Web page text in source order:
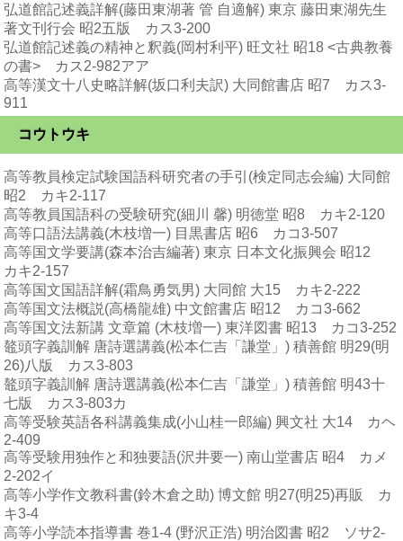
弘道館記述義詳解(藤田東湖著 管 自適解) 東京 藤田東湖先生
著文刊行会 昭2五版 カス3-200
弘道館記述義の精神と釈義(岡村利平) 旺文社 昭18 <古典教養
の書> カス2-982アア
高等漢文十八史略詳解(坂口利夫訳) 大同館書店 昭7 カス3-
911
コウトウキ
高等教員検定試験国語科研究者の手引(検定同志会編) 大同館
昭2 カキ2-117
高等教員国語科の受験研究(細川 馨) 明徳堂 昭8 カキ2-120
高等口語法講義(木枝増一) 目黒書店 昭6 カコ3-507
高等国文学要講(森本治吉編著) 東京 日本文化振興会 昭12
カキ2-157
高等国文国語詳解(霜鳥勇気男) 大同館 大15 カキ2-222
高等国文法概説(高橋龍雄) 中文館書店 昭12 カコ3-662
高等国文法新講 文章篇 (木枝増一) 東洋図書 昭13 カコ3-252
鼇頭字義訓解 唐詩選講義(松本仁吉「謙堂」) 積善館 明29(明
26)八版 カス3-803
鼇頭字義訓解 唐詩選講義(松本仁吉「謙堂」) 積善館 明43十
七版 カス3-803カ
高等受験英語各科講義集成(小山桂一郎編) 興文社 大14 カヘ
2-409
高等受験用独作と和独要語(沢井要一) 南山堂書店 昭4 カメ
2-202イ
高等小学作文教科書(鈴木倉之助) 博文館 明27(明25)再販 カ
キ3-4
高等小学読本指導書 巻1-4 (野沢正浩) 明治図書 昭2 ソサ2-